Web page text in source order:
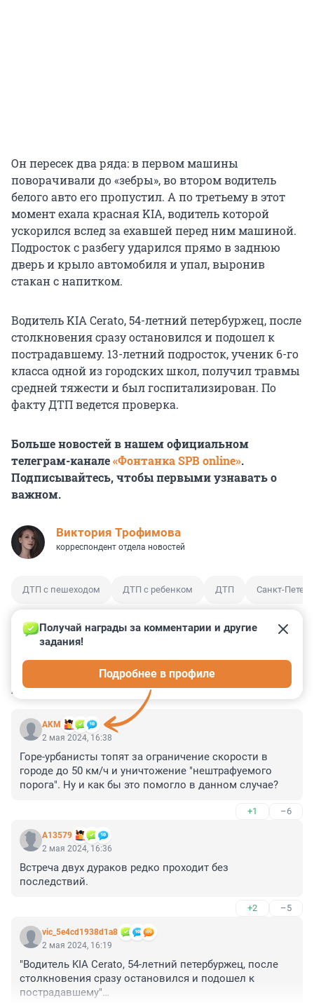
Он пересек два ряда: в первом машины
поворачивали до «зебры», во втором водитель
белого авто его пропустил. А по третьему в этот
момент ехала красная KIA, водитель которой
ускорился вслед за ехавшей перед ним машиной.
Подросток с разбегу ударился прямо в заднюю
дверь и крыло автомобиля и упал, выронив
стакан с напитком.
Водитель KIA Cerato, 54-летний петербуржец, после
столкновения сразу остановился и подошел к
пострадавшему. 13-летний подросток, ученик 6-го
класса одной из городских школ, получил травмы
средней тяжести и был госпитализирован. По
факту ДТП ведется проверка.
Больше новостей в нашем официальном
телеграм-канале«Фонтанка SPB online».
Подписывайтесь, чтобы первыми узнавать о
важном.
Виктория Трофимова
корреспондент отдела новостей
ДТП с пешеходом ДТП с ребенком ДТП Санкт-
КОММЕНТАРИИ 31
AKM
Получай награды за комментарии и другие
задания!
Подробнее в профиле
2 мая 2024, 16:38
Горе-урбанисты топят за ограничение скорости в
городе до 50 км/ч и уничтожение "нештрафуемого
порога". Ну и как бы это помогло в данном случае?
+1 –6
А13579
2 мая 2024, 16:36
Встреча двух дураков редко проходит без
последствий.
+2 –5
vic_5e4cd1938d1a8
2 мая 2024, 16:19
"Водитель KIA Cerato, 54-летний петербуржец, после
столкновения сразу остановился и подошел к
пострадавшему"